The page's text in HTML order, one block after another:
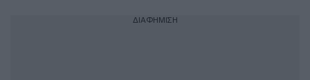
ΔΙΑΦΗΜΙΣΗ